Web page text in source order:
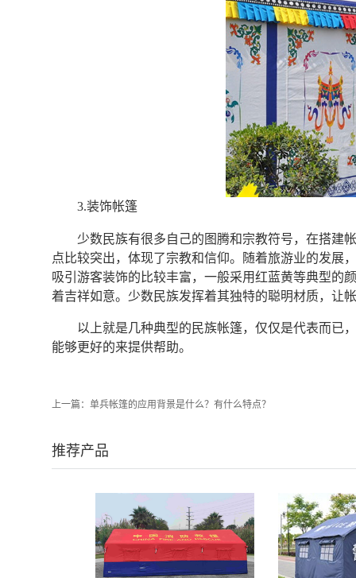
3.装饰帐篷
少数民族有很多自己的图腾和宗教符号，在搭建
点比较突出，体现了宗教和信仰。随着旅游业的发展
吸引游客装饰的比较丰富，一般采用红蓝黄等典型的
着吉祥如意。少数民族发挥着其独特的聪明材质，让
以上就是几种典型的民族帐篷，仅仅是代表而已
能够更好的来提供帮助。
上一篇： 单兵帐篷的应用背景是什么？有什么特点？
推荐产品